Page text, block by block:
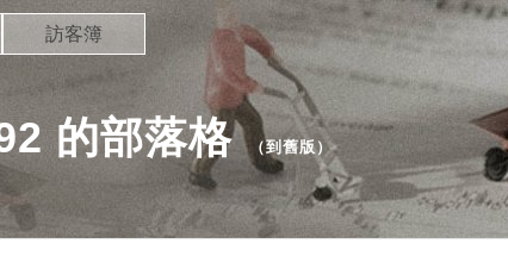
的部落格（到舊版）
訪客簿